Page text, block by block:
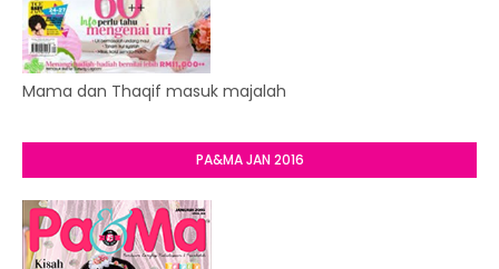
Mama dan Thaqif masuk majalah
PA&MA JAN 2016